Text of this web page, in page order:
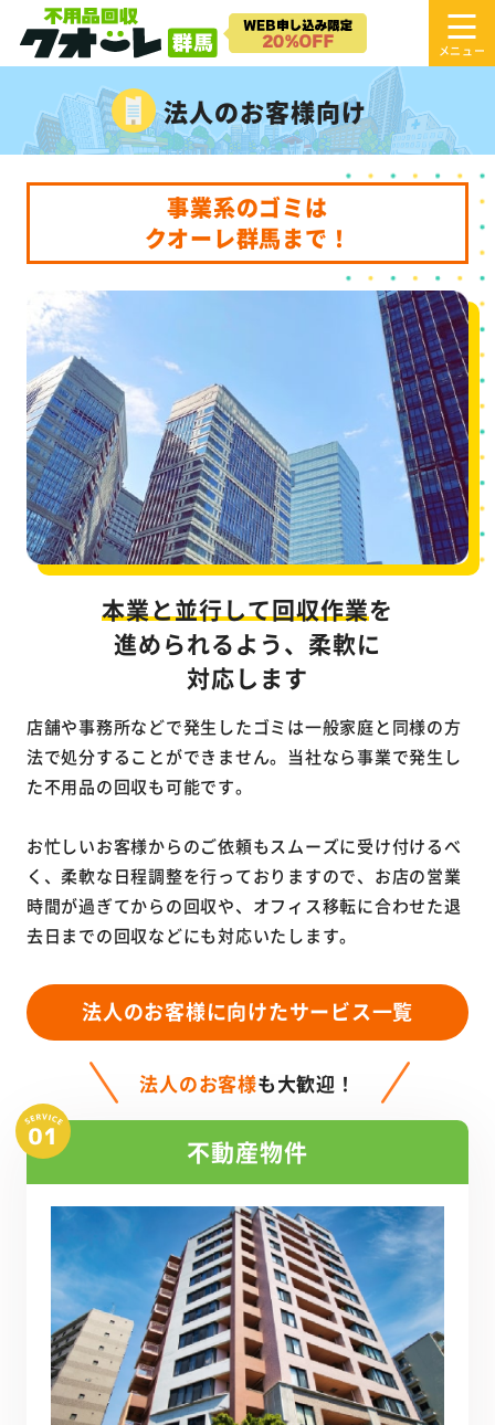
法人のお客様向け
事業系のゴミは
クオーレ群馬まで！
本業と並行して回収作業を
進められるよう、柔軟に
対応します
店舗や事務所などで発生したゴミは一般家庭と同様の方
法で処分することができません。当社なら事業で発生し
た不用品の回収も可能です。
お忙しいお客様からのご依頼もスムーズに受け付けるべ
く、柔軟な日程調整を行っておりますので、お店の営業
時間が過ぎてからの回収や、オフィス移転に合わせた退
去日までの回収などにも対応いたします。
法人のお客様に向けたサービス一覧
法人のお客様も大歓迎！
不動産物件